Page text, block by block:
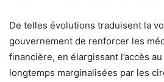
De telles évolutions traduisent la
gouvernement de renforcer les
financière, en élargissant l’accès
longtemps marginalisées par les